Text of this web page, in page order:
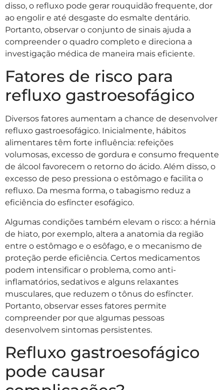
disso, o refluxo pode gerar rouquidão frequente, dor
ao engolir e até desgaste do esmalte dentário.
Portanto, observar o conjunto de sinais ajuda a
compreender o quadro completo e direciona a
investigação médica de maneira mais eficiente.
Fatores de risco para
refluxo gastroesofágico
Diversos fatores aumentam a chance de desenvolver
refluxo gastroesofágico. Inicialmente, hábitos
alimentares têm forte influência: refeições
volumosas, excesso de gordura e consumo frequente
de álcool favorecem o retorno do ácido. Além disso, o
excesso de peso pressiona o estômago e facilita o
refluxo. Da mesma forma, o tabagismo reduz a
eficiência do esfíncter esofágico.
Algumas condições também elevam o risco: a hérnia
de hiato, por exemplo, altera a anatomia da região
entre o estômago e o esôfago, e o mecanismo de
proteção perde eficiência. Certos medicamentos
podem intensificar o problema, como anti-
inflamatórios, sedativos e alguns relaxantes
musculares, que reduzem o tônus do esfíncter.
Portanto, observar esses fatores permite
compreender por que algumas pessoas
desenvolvem sintomas persistentes.
Refluxo gastroesofágico
pode causar